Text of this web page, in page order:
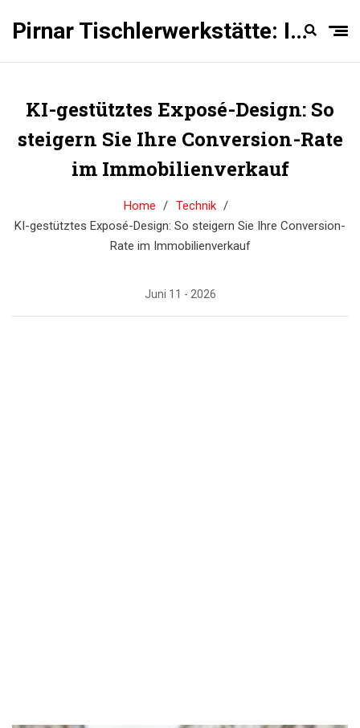
Pirnar Tischlerwerkstätte: Innentüren Experten
KI-gestütztes Exposé-Design: So
steigern Sie Ihre Conversion-Rate
im Immobilienverkauf
Home
Technik
KI-gestütztes Exposé-Design: So steigern Sie Ihre Conversion-
Rate im Immobilienverkauf
Juni 11 - 2026